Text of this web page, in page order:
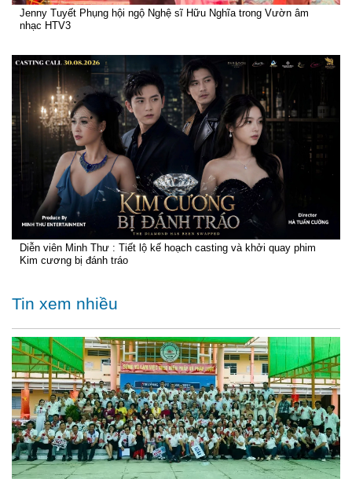
Jenny Tuyết Phụng hội ngộ Nghệ sĩ Hữu Nghĩa trong Vườn âm
nhạc HTV3
Diễn viên Minh Thư : Tiết lộ kế hoạch casting và khởi quay phim
Kim cương bị đánh tráo
Tin xem nhiều